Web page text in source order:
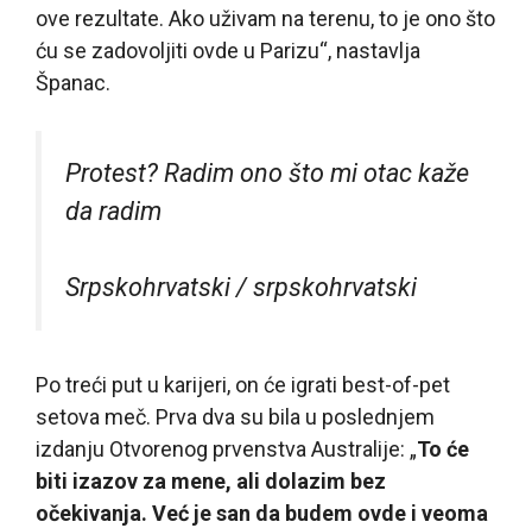
ove rezultate. Ako uživam na terenu, to je ono što
ću se zadovoljiti ovde u Parizu“, nastavlja
Španac.
Protest? Radim ono što mi otac kaže
da radim
Srpskohrvatski / srpskohrvatski
Po treći put u karijeri, on će igrati best-of-pet
setova meč. Prva dva su bila u poslednjem
izdanju Otvorenog prvenstva Australije: „To će
biti izazov za mene, ali dolazim bez
očekivanja. Već je san da budem ovde i veoma